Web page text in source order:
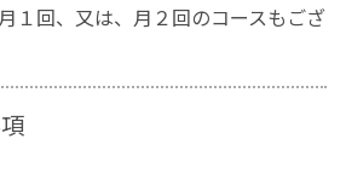
１回、又は、月２回のコースもござ